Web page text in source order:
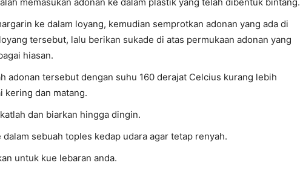
ke dalam loyang, kemudian semprotkan adonan yang ada di
tersebut, lalu berikan sukade di atas permukaan adonan yang
hiasan.
adonan tersebut dengan suhu 160 derajat Celcius kurang lebih
kering dan matang.
dan biarkan hingga dingin.
dalam sebuah toples kedap udara agar tetap renyah.
untuk kue lebaran anda.